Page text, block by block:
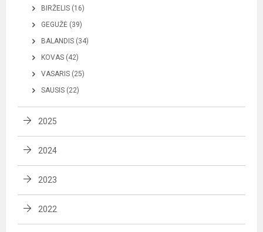
BIRŽELIS (16)
GEGUŽĖ (39)
BALANDIS (34)
KOVAS (42)
VASARIS (25)
SAUSIS (22)
2025
2024
2023
2022